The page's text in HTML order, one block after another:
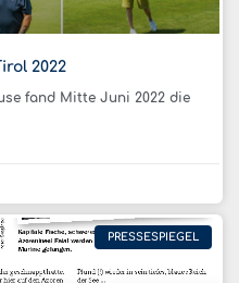
2022
fand Mitte Juni 2022 die
PRESSESPIEGEL